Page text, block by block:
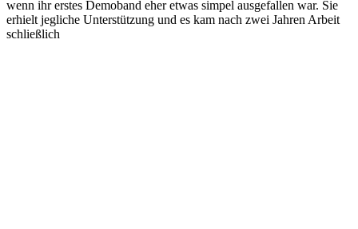
wenn ihr erstes Demoband eher etwas simpel ausgefallen war. Sie
erhielt jegliche Unterstützung und es kam nach zwei Jahren Arbeit
schließlich